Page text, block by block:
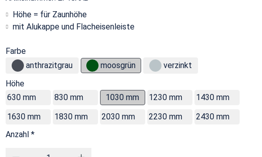
Höhe = für Zaunhöhe
mit Alukappe und Flacheisenleiste
Farbe
anthrazitgrau
moosgrün
verzinkt
Höhe
630 mm
830 mm 1030 mm 1230 mm
1430 mm
1630 mm
1830 mm 2030 mm 2230 mm
2430 mm
Anzahl *